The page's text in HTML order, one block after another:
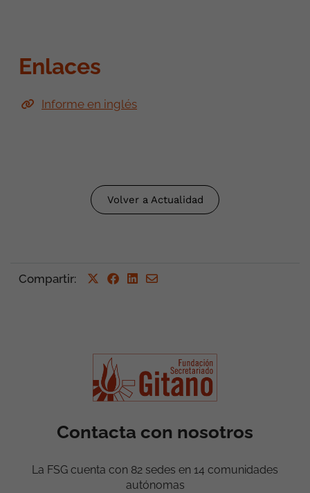
Enlaces
Informe en inglés
Volver a Actualidad
Compartir:
Contacta con nosotros
La FSG cuenta con 82 sedes en 14 comunidades
autónomas